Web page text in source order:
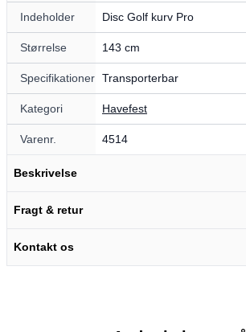
Indeholder Disc Golf kurv Pro
Størrelse 143 cm
Specifikationer Transporterbar
Kategori Havefest
Varenr. 4514
Beskrivelse
Fragt & retur
Kontakt os